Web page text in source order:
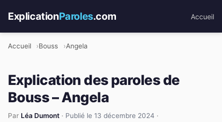
ExplicationParoles.com Accueil
Accueil Bouss Angela
Explication des paroles de
Bouss – Angela
Par Léa Dumont · Publié le 13 décembre 2024 ·